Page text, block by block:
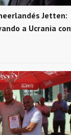
Jetten:
a Ucrania con